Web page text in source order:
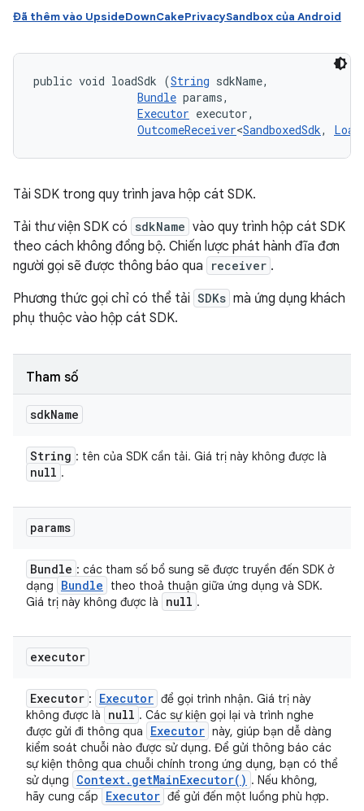
Đã thêm vào UpsideDownCakePrivacySandbox của Android
public void loadSdk (String sdkName,
Bundle params,
Executor executor,
OutcomeReceiver<SandboxedSdk,
Tải SDK trong quy trình java hộp cát SDK.
Tải thư viện SDK có sdkName vào quy trình hộp cát SDK
theo cách không đồng bộ. Chiến lược phát hành đĩa đơn
người gọi sẽ được thông báo qua
receiver .
Phương thức gọi chỉ có thể tải SDKs mà ứng dụng khách
phụ thuộc vào hộp cát SDK.
Tham số
sdkName
String : tên của SDK cần tải. Giá trị này không được là
null .
params
Bundle : các tham số bổ sung sẽ được truyền đến SDK ở
dạng
Bundle
theo thoả thuận giữa ứng dụng và SDK.
Giá trị này không được là
null .
executor
Executor : Executor để gọi trình nhận. Giá trị này
không được là
null . Các sự kiện gọi lại và trình nghe
được gửi đi thông qua
Executor này, giúp bạn dễ dàng
kiểm soát chuỗi nào được sử dụng. Để gửi thông báo các
sự kiện thông qua chuỗi chính trong ứng dụng, bạn có thể
sử dụng
Context. getMainExecutor( ) . Nếu không,
hãy cung cấp
Executor để gửi đến một luồng phù hợp.